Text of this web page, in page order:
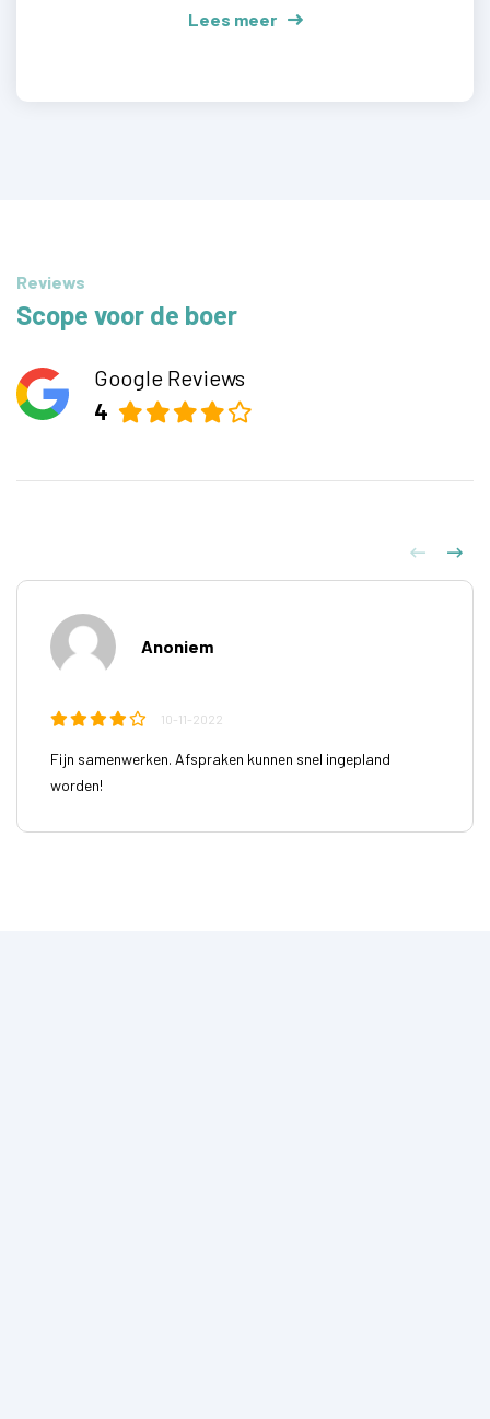
Lees meer
Reviews
Scope voor de boer
Google Reviews
4
Anoniem
10-11-2022
Fijn samenwerken. Afspraken kunnen snel ingepland
worden!